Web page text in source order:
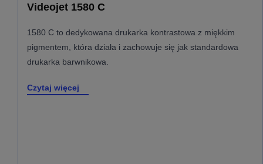
Videojet 1580 C
1580 C to dedykowana drukarka kontrastowa z miękkim
pigmentem, która działa i zachowuje się jak standardowa
drukarka barwnikowa.
Czytaj więcej